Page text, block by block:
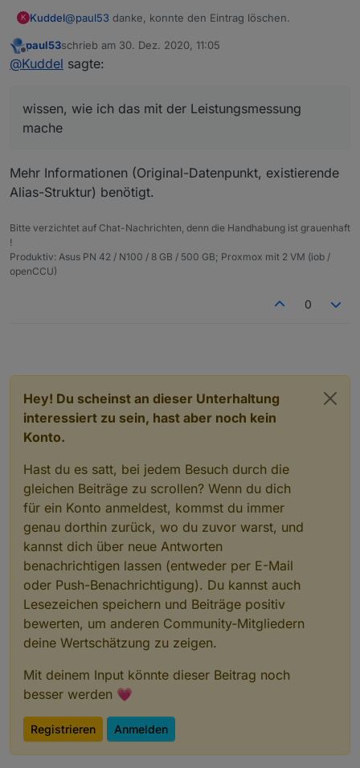
K Kuddel@paul53 danke, konnte den Eintrag löschen.
Jetzt muss ich nur noch wissen, wie ich das mit der
Leistungsmessung mache
Offline
paul53schrieb am 30. Dez. 2020, 11:05
zuletzt editiert von
@Kuddel sagte:
wissen, wie ich das mit der Leistungsmessung
mache
Mehr Informationen (Original-Datenpunkt, existierende
Alias-Struktur) benötigt.
Bitte verzichtet auf Chat-Nachrichten, denn die Handhabung ist grauenhaft
!
Produktiv: Asus PN 42 / N100 / 8 GB / 500 GB; Proxmox mit 2 VM (iob /
openCCU)
0
Hey! Du scheinst an dieser Unterhaltung
interessiert zu sein, hast aber noch kein
Konto.
Hast du es satt, bei jedem Besuch durch die
gleichen Beiträge zu scrollen? Wenn du dich
für ein Konto anmeldest, kommst du immer
genau dorthin zurück, wo du zuvor warst, und
kannst dich über neue Antworten
benachrichtigen lassen (entweder per E-Mail
oder Push-Benachrichtigung). Du kannst auch
Lesezeichen speichern und Beiträge positiv
bewerten, um anderen Community-Mitgliedern
deine Wertschätzung zu zeigen.
Mit deinem Input könnte dieser Beitrag noch
besser werden 💗
Registrieren Anmelden